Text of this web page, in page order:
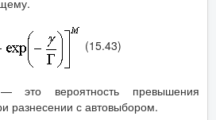
(15.43)
это вероятность превышения
разнесении с автовыбором.